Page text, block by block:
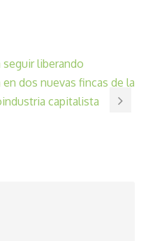
seguir liberando
dos nuevas fincas de la
capitalista